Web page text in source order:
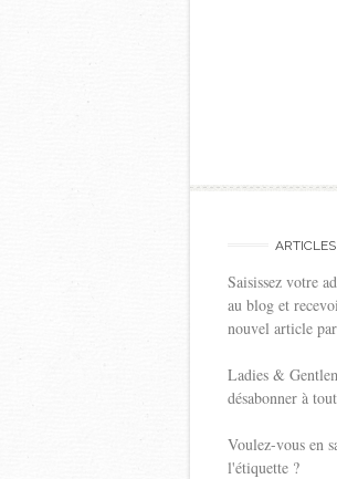
Saisissez votre
au blog et
nouvel article
Ladies &
désabonner à
Voulez-vous en
l'étiquette ?